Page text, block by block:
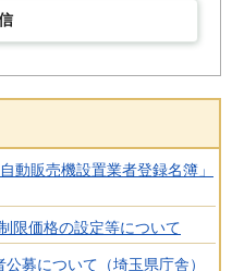
動販売機設置業者登録名簿」
限価格の設定等について
募について（埼玉県庁舎）